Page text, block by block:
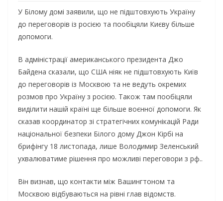
У Білому домі заявили, що не підштовхують Україну
до переговорів із росією та пообіцяли Києву більше
допомоги.
В адміністрації американського президента Джо
Байдена сказали, що США ніяк не підштовхують Київ
до переговорів із Москвою та не ведуть окремих
розмов про Україну з росією. Також там пообіцяли
виділити нашій країні ще більше воєнної допомоги. Як
сказав координатор зі стратегічних комунікацій Ради
національної безпеки Білого дому Джон Кірбі на
брифінгу 18 листопада, лише Володимир Зеленський
ухвалюватиме рішення про можливі переговори з рф..
Він визнав, що контакти між Вашингтоном та
Москвою відбуваються на рівні глав відомств.